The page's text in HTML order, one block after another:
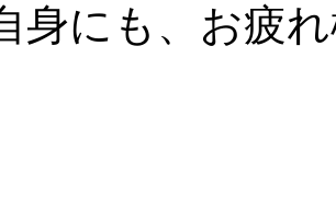
身にも、お疲